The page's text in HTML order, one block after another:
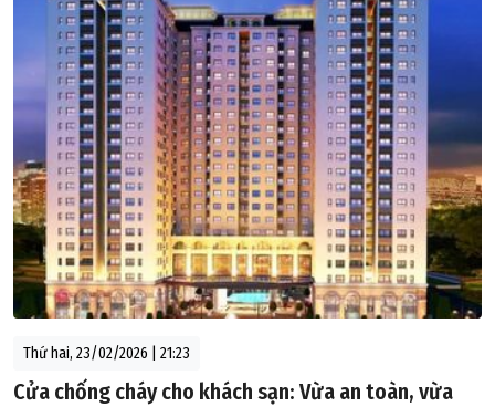
Thứ hai, 23/02/2026 | 21:23
Cửa chống cháy cho khách sạn: Vừa an toàn, vừa